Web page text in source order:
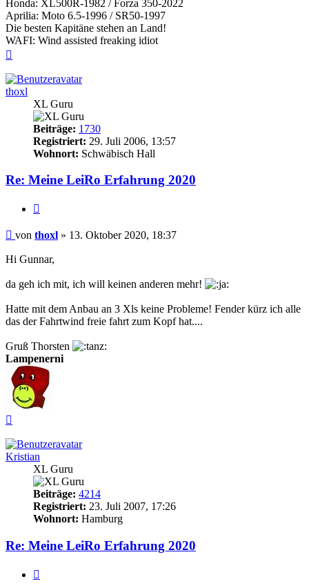
Honda: XL500R-1982 / Forza 350-2022
Aprilia: Moto 6.5-1996 / SR50-1997
Die besten Kapitäne stehen an Land!
WAFI: Wind assisted freaking idiot
thoxl
XL Guru
Beiträge: 1730
Registriert: 29. Juli 2006, 13:57
Wohnort: Schwäbisch Hall
Re: Meine LeiRo Erfahrung 2020
Beitrag
von thoxl » 13. Oktober 2020, 18:37
Hi Gunnar,
da geh ich mit, ich will keinen anderen mehr!
Hatte mit dem Anbau an 3 Xls keine Probleme! Fender kürz ich alle
das der Fahrtwind freie fahrt zum Kopf hat....
Gruß Thorsten
Lampenerni
Kristian
XL Guru
Beiträge: 4214
Registriert: 23. Juli 2007, 17:26
Wohnort: Hamburg
Re: Meine LeiRo Erfahrung 2020